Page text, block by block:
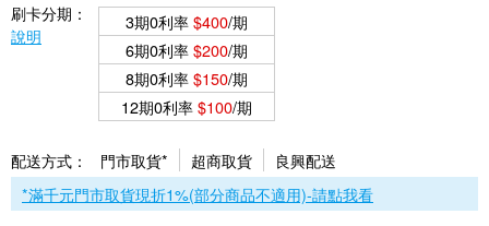
刷卡分期：
說明
3期0利率$400/期
6期0利率$200/期
8期0利率$150/期
12期0利率$100/期
配送方式： 門市取貨* 超商取貨
良興配送
*滿千元門市取貨現折1%(部分商品不適用)-請點我看